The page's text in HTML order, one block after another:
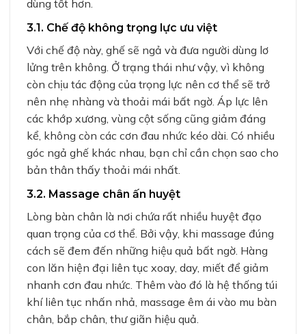
dùng tốt hơn.
3.1. Chế độ không trọng lực ưu việt
Với chế độ này, ghế sẽ ngả và đưa người dùng lơ
lửng trên không. Ở trạng thái như vậy, vì không
còn chịu tác động của trọng lực nên cơ thể sẽ trở
nên nhẹ nhàng và thoải mái bất ngờ. Áp lực lên
các khớp xương, vùng cột sống cũng giảm đáng
kể, không còn các cơn đau nhức kéo dài. Có nhiều
góc ngả ghế khác nhau, bạn chỉ cần chọn sao cho
bản thân thấy thoải mái nhất.
3.2. Massage chân ấn huyệt
Lòng bàn chân là nơi chứa rất nhiều huyệt đạo
quan trọng của cơ thể. Bởi vậy, khi massage đúng
cách sẽ đem đến những hiệu quả bất ngờ. Hàng
con lăn hiện đại liên tục xoay, day, miết để giảm
nhanh cơn đau nhức. Thêm vào đó là hệ thống túi
khí liên tục nhấn nhả, massage êm ái vào mu bàn
chân, bắp chân, thư giãn hiệu quả.